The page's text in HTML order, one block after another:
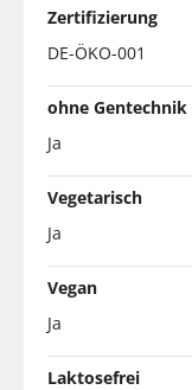
Zertifizierung
DE-ÖKO-001
ohne Gentechnik
Ja
Vegetarisch
Ja
Vegan
Ja
Laktosefrei